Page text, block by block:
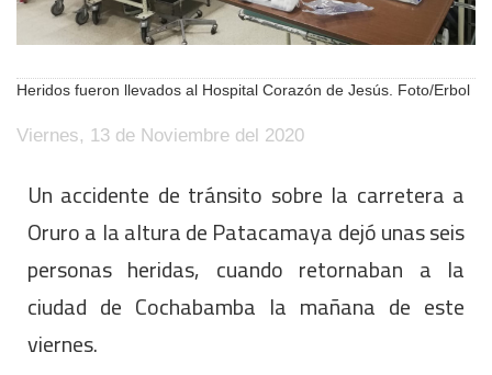
Heridos fueron llevados al Hospital Corazón de Jesús. Foto/Erbol
Viernes, 13 de Noviembre del 2020
Un accidente de tránsito sobre la carretera a
Oruro a la altura de Patacamaya dejó unas seis
personas heridas, cuando retornaban a la
ciudad de Cochabamba la mañana de este
viernes.